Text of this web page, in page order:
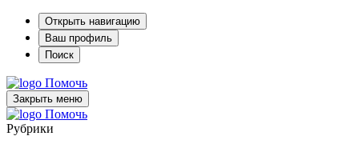
Открыть навигацию
Ваш профиль
Поиск
Помочь
Закрыть меню
Помочь
Рубрики